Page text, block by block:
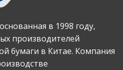
в 1998 году,
производителей
бумаги в Китае. Компания